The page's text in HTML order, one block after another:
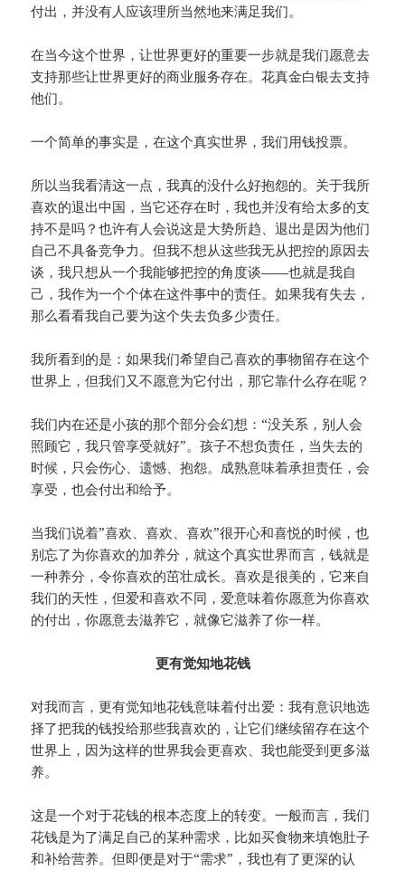
付出，并没有人应该理所当然地来满足我们。
在当今这个世界，让世界更好的重要一步就是我们愿意去
支持那些让世界更好的商业服务存在。花真金白银去支持
他们。
一个简单的事实是，在这个真实世界，我们用钱投票。
所以当我看清这一点，我真的没什么好抱怨的。关于我所
喜欢的退出中国，当它还存在时，我也并没有给太多的支
持不是吗？也许有人会说这是大势所趋、退出是因为他们
自己不具备竞争力。但我不想从这些我无从把控的原因去
谈，我只想从一个我能够把控的角度谈——也就是我自
己，我作为一个个体在这件事中的责任。如果我有失去，
那么看看我自己要为这个失去负多少责任。
我所看到的是：如果我们希望自己喜欢的事物留存在这个
世界上，但我们又不愿意为它付出，那它靠什么存在呢？
我们内在还是小孩的那个部分会幻想：“没关系，别人会
照顾它，我只管享受就好”。孩子不想负责任，当失去的
时候，只会伤心、遗憾、抱怨。成熟意味着承担责任，会
享受，也会付出和给予。
当我们说着”喜欢、喜欢、喜欢”很开心和喜悦的时候，也
别忘了为你喜欢的加养分，就这个真实世界而言，钱就是
一种养分，令你喜欢的茁壮成长。喜欢是很美的，它来自
我们的天性，但爱和喜欢不同，爱意味着你愿意为你喜欢
的付出，你愿意去滋养它，就像它滋养了你一样。
更有觉知地花钱
对我而言，更有觉知地花钱意味着付出爱：我有意识地选
择了把我的钱投给那些我喜欢的，让它们继续留存在这个
世界上，因为这样的世界我会更喜欢、我也能受到更多滋
养。
这是一个对于花钱的根本态度上的转变。一般而言，我们
花钱是为了满足自己的某种需求，比如买食物来填饱肚子
和补给营养。但即便是对于“需求”，我也有了更深的认